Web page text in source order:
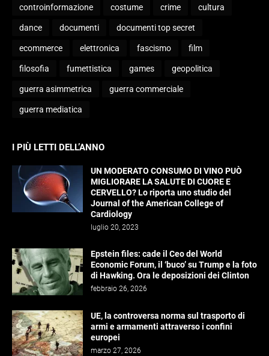
controinformazione costume crime cultura
dance documenti documenti top secret
ecommerce elettronica fascismo film
filosofia fumettistica games geopolitica
guerra asimmetrica guerra commerciale
guerra mediatica
I PIÙ LETTI DELL’ANNO
UN MODERATO CONSUMO DI VINO PUÒ
MIGLIORARE LA SALUTE DI CUORE E
CERVELLO? Lo riporta uno studio del
Journal of the American College of
Cardiology
luglio 20, 2023
Epstein files: cade il Ceo del World
Economic Forum, il ‘buco’ su Trump e la foto
di Hawking. Ora le deposizioni dei Clinton
febbraio 26, 2026
UE, la controversa norma sul trasporto di
armi e armamenti attraverso i confini
europei
marzo 27, 2026